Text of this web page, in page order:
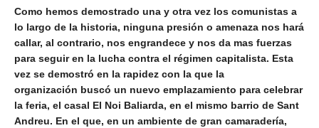
Como hemos demostrado una y otra vez los comunistas a
lo largo de la historia, ninguna presión o amenaza nos hará
callar, al contrario, nos engrandece y nos da mas fuerzas
para seguir en la lucha contra el régimen capitalista. Esta
vez se demostró en la rapidez con la que la
organización buscó un nuevo emplazamiento para celebrar
la feria, el casal El Noi Baliarda, en el mismo barrio de Sant
Andreu. En el que, en un ambiente de gran camaradería,